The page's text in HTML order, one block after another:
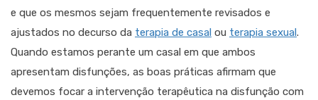
e que os mesmos sejam frequentemente revisados e
ajustados no decurso da terapia de casal ou terapia sexual.
Quando estamos perante um casal em que ambos
apresentam disfunções, as boas práticas afirmam que
devemos focar a intervenção terapêutica na disfunção com